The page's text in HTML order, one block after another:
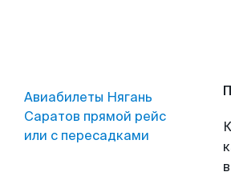
Авиабилеты Нягань
Саратов прямой рейс
или с пересадками